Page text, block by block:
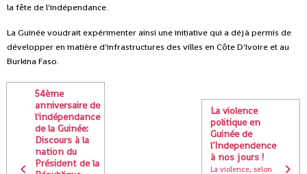
la fête de l'indépendance.
La Guinée voudrait expérimenter ainsi une initiative qui a déjà permis de
développer en matière d'infrastructures des villes en Côte D'Ivoire et au
Burkina Faso.
54ème
anniversaire de
l'indépendance
de la Guinée:
Discours à la
nation du
Président de la
La violence
politique en
Guinée de
l’Independence
à nos jours !
La violence, selon